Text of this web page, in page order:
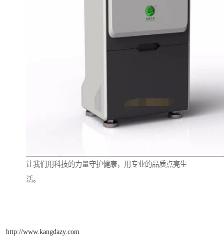
让我们用科技的力量守护健康，用专业的品质点亮生
活。
http://www.kangdazy.com